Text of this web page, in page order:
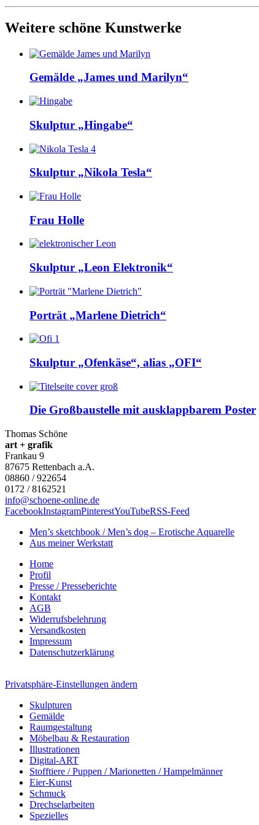
Weitere schöne Kunstwerke
Gemälde „James und Marilyn“
Skulptur „Hingabe“
Skulptur „Nikola Tesla“
Frau Holle
Skulptur „Leon Elektronik“
Porträt „Marlene Dietrich“
Skulptur „Ofenkäse“, alias „OFI“
Die Großbaustelle mit ausklappbarem Poster
Thomas Schöne
art + grafik
Frankau 9
87675 Rettenbach a.A.
08860 / 922654
0172 / 8162521
info@schoene-online.de
FacebookInstagramPinterestYouTubeRSS-Feed
Men’s sketchbook / Men’s dog – Erotische Aquarelle
Aus meiner Werkstatt
Home
Profil
Presse / Presseberichte
Kontakt
AGB
Widerrufsbelehrung
Versandkosten
Impressum
Datenschutzerklärung
Privatsphäre-Einstellungen ändern
Skulpturen
Gemälde
Raumgestaltung
Möbelbau & Restauration
Illustrationen
Digital-ART
Stofftiere / Puppen / Marionetten / Hampelmänner
Eier-Kunst
Schmuck
Drechselarbeiten
Spezielles